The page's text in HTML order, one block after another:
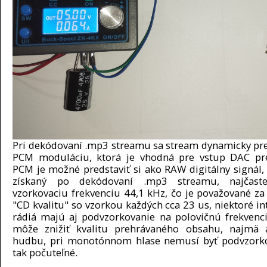
Pri dekódovaní .mp3 streamu sa stream dynamicky
PCM moduláciu, ktorá je vhodná pre vstup DAC
PCM je možné predstaviť si ako RAW digitálny
získaný po dekódovaní .mp3 streamu,
vzorkovaciu frekvenciu 44,1 kHz, čo je považované
"CD kvalitu" so vzorkou každých cca 23 us, niektoré
rádiá majú aj podvzorkovanie na polovičnú
môže znižiť kvalitu prehrávaného obsahu,
hudbu, pri monotónnom hlase nemusí byť
tak počuteľné.